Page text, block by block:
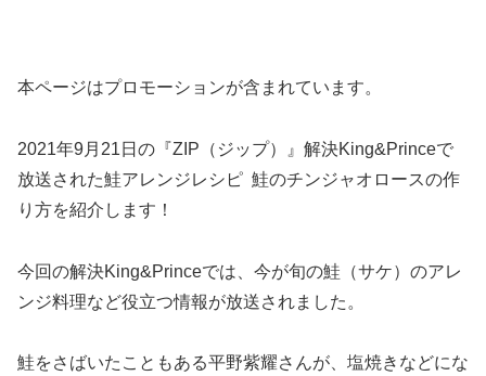
本ページはプロモーションが含まれています。
2021年9月21日の『ZIP（ジップ）』解決King&Princeで
放送された鮭アレンジレシピ 鮭のチンジャオロースの作
り方を紹介します！
今回の解決King&Princeでは、今が旬の鮭（サケ）のアレ
ンジ料理など役立つ情報が放送されました。
鮭をさばいたこともある平野紫耀さんが、塩焼きなどにな